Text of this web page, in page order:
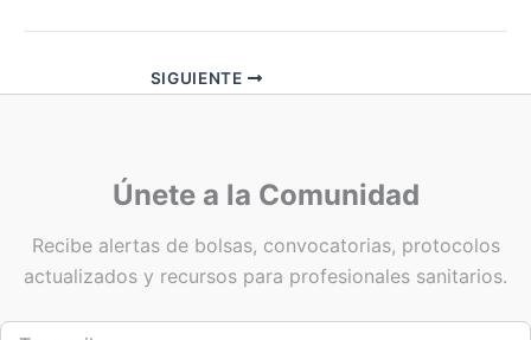
SIGUIENTE
Únete a la Comunidad
Recibe alertas de bolsas, convocatorias, protocolos
actualizados y recursos para profesionales sanitarios.